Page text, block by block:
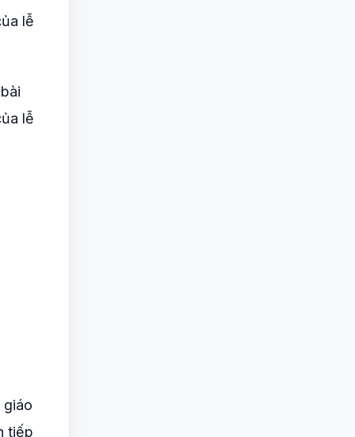
lễ
lễ
giáo
tiếp